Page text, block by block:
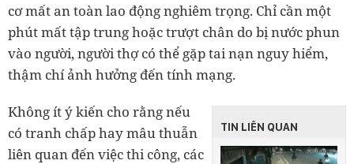
cơ mất an toàn lao động nghiêm trọng. Chỉ cần một
phút mất tập trung hoặc trượt chân do bị nước phun
vào người, người thợ có thể gặp tai nạn nguy hiểm,
thậm chí ảnh hưởng đến tính mạng.
TIN LIÊN QUAN
Không ít ý kiến cho rằng nếu
có tranh chấp hay mâu thuẫn
liên quan đến việc thi công, các